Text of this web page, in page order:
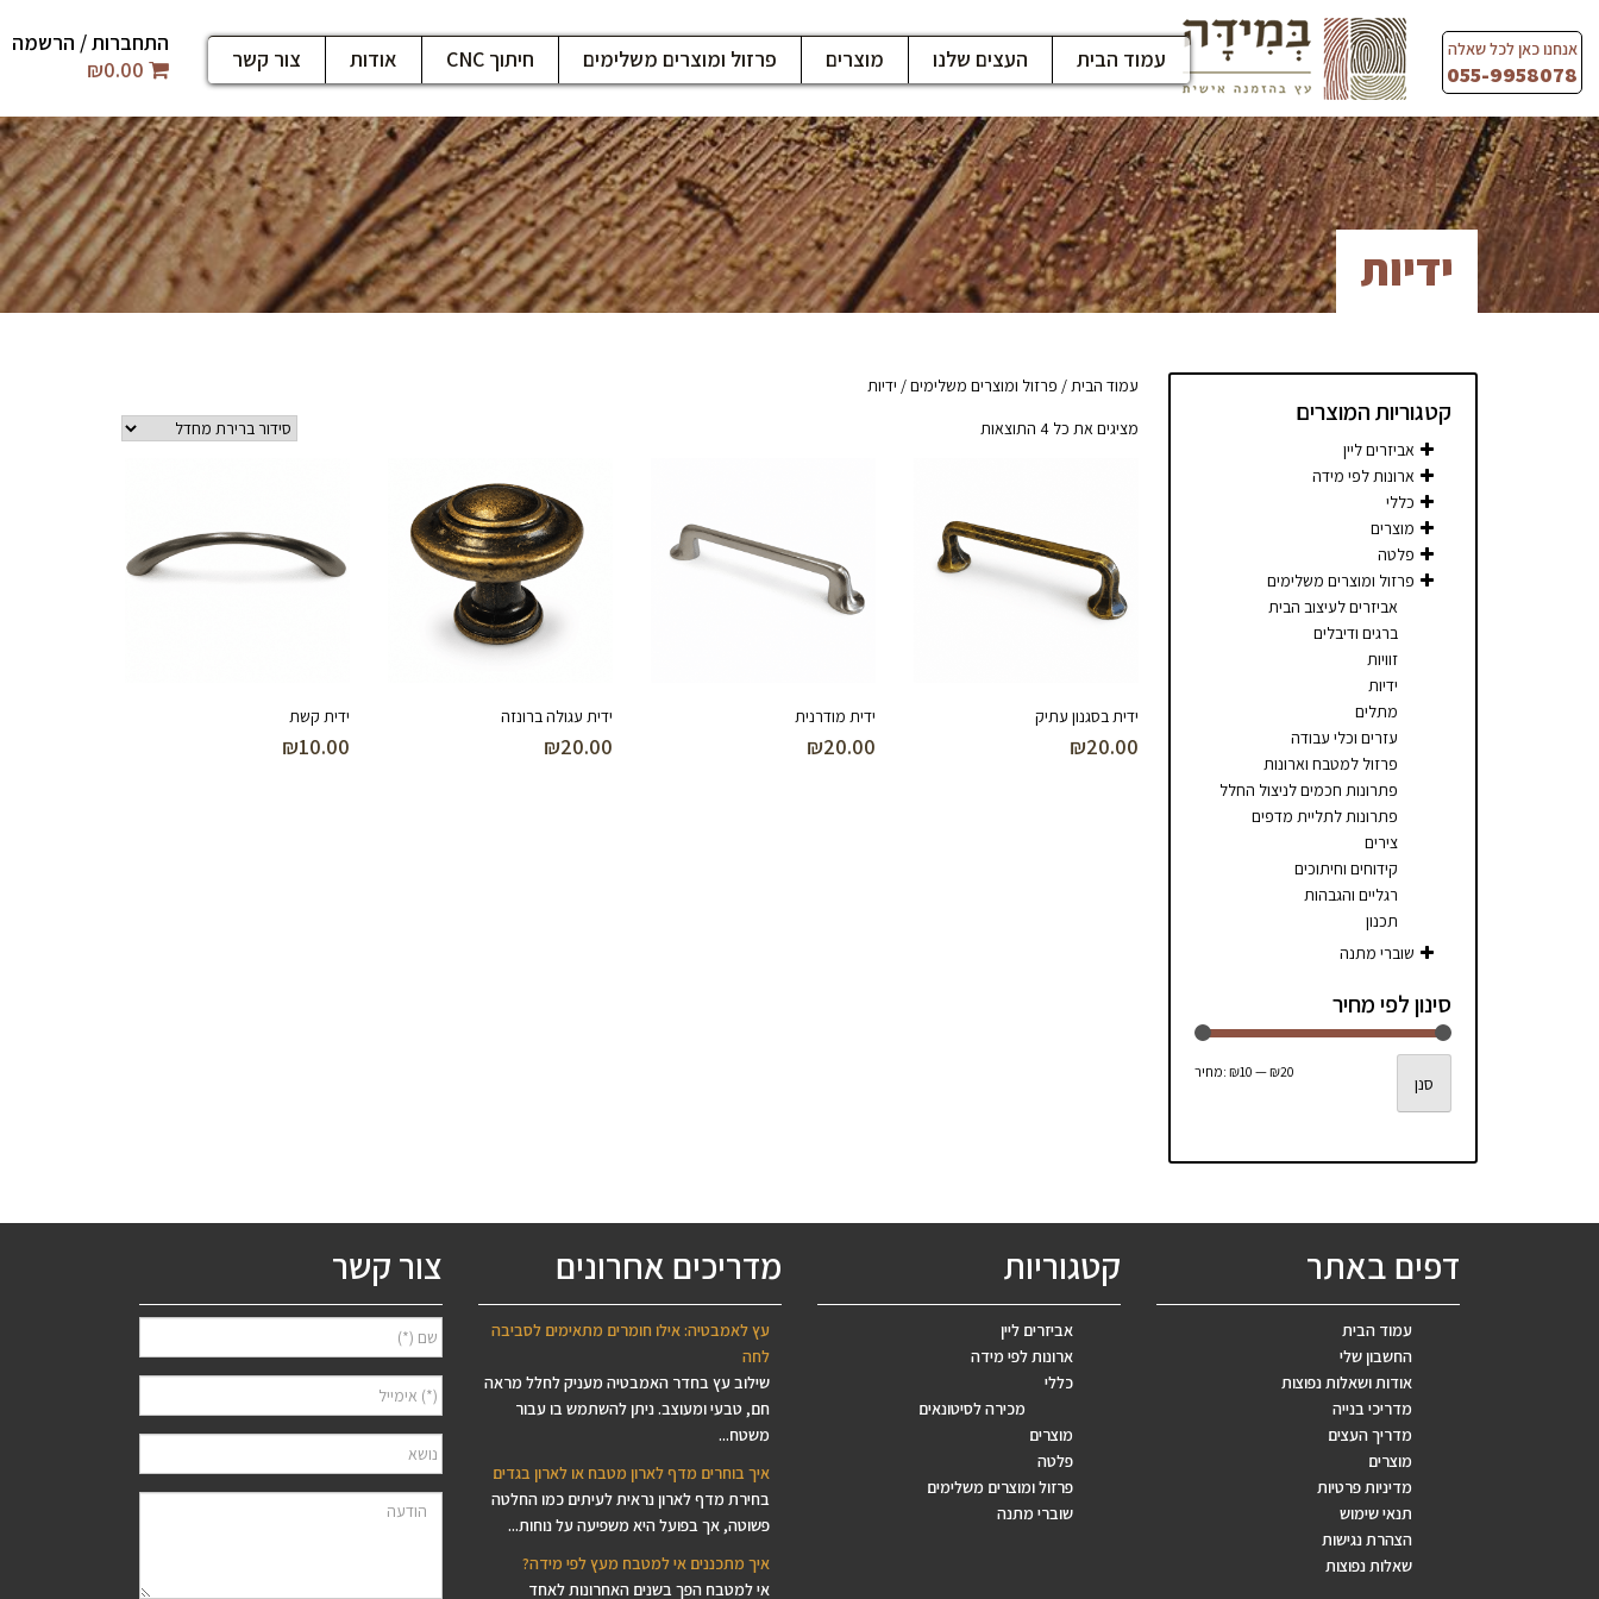
content
אנחנו כאן לכל שאלה
055-9958078
עמוד הבית העצים שלנו מוצרים פרזול ומוצרים משלימים חיתוך CNC אודות צור קשר
התחברות / הרשמה
₪0.00
ידיות
קטגוריות המוצרים
אביזרים ליין
ארונות לפי מידה
כללי
מוצרים
פלטה
פרזול ומוצרים משלימים
אביזרים לעיצוב הבית
ברגים ודיבלים
זוויות
ידיות
מתלים
עזרים וכלי עבודה
פרזול למטבח וארונות
פתרונות חכמים לניצול החלל
פתרונות לתליית מדפים
צירים
קידוחים וחיתוכים
רגליים והגבהות
תכנון
שוברי מתנה
סינון לפי מחיר
מחיר
מחיר
סנן
מחיר:₪10—₪20
עמוד הבית/ פרזול ומוצרים משלימים/ ידיות
מציגים את כל ⁦4⁩ התוצאות
ידית בסגנון עתיק
₪20.00
ידית מודרנית
₪20.00
ידית עגולה ברונזה
₪20.00
ידית קשת
₪10.00
דפים באתר
עמוד הבית
החשבון שלי
אודות ושאלות נפוצות
מדריכי בנייה
מדריך העצים
מוצרים
מדיניות פרטיות
תנאי שימוש
הצהרת נגישות
שאלות נפוצות
קטגוריות
אביזרים ליין
ארונות לפי מידה
כללי
מכירה לסיטונאים
מוצרים
פלטה
פרזול ומוצרים משלימים
שוברי מתנה
מדריכים אחרונים
עץ לאמבטיה: אילו חומרים מתאימים לסביבה
לחה
שילוב עץ בחדר האמבטיה מעניק לחלל מראה
חם, טבעי ומעוצב. ניתן להשתמש בו עבור
משטח...
איך בוחרים מדף לארון מטבח או לארון בגדים
בחירת מדף לארון נראית לעיתים כמו החלטה
פשוטה, אך בפועל היא משפיעה על נוחות...
איך מתכננים אי למטבח מעץ לפי מידה?
אי למטבח הפך בשנים האחרונות לאחד
צור קשר